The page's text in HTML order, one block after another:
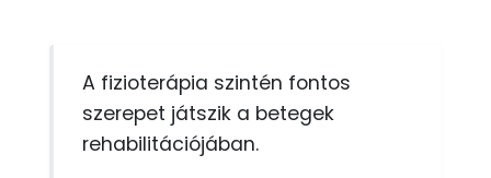
A fizioterápia szintén fontos
szerepet játszik a betegek
rehabilitációjában.